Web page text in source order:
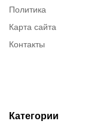
Политика
Карта сайта
Контакты
Категории